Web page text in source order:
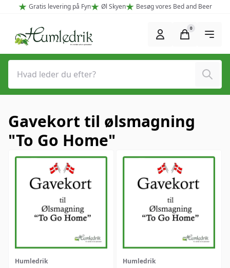
Spring til hovedindhold (Tryk Enter)
Gratis levering på Fyn Øl Skyen Besøg vores Bed and Beer
Søg
0
Gavekort til ølsmagning
"To Go Home"
Humledrik
Humledrik